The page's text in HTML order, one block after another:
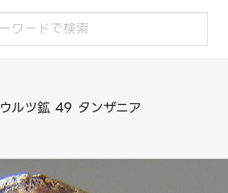
ウルツ鉱 49 タンザニア